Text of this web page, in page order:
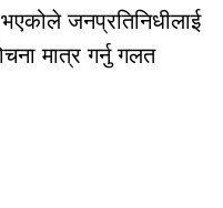
जनप्रतिनिधीलाई
मात्र गर्नु गलत